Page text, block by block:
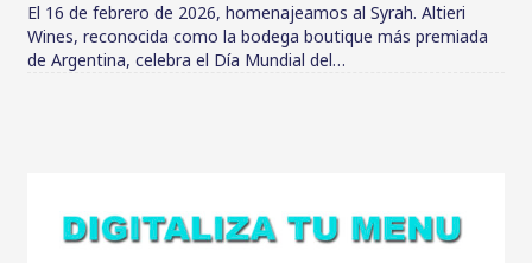
El 16 de febrero de 2026, homenajeamos al Syrah. Altieri
Wines, reconocida como la bodega boutique más premiada
de Argentina, celebra el Día Mundial del…